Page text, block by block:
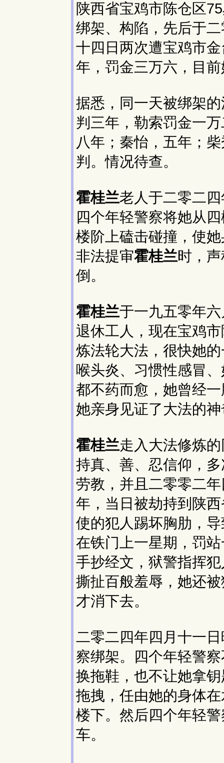
陕西省宝鸡市陈仓区
绑架、构陷，先后于
十四日两次遭宝鸡市
年，罚金三万六，目
据悉，同一天被绑架
判三年，勒索罚金一
八年；秦怡，五年；
判。情况待查。
霍桂兰老人于二零二
四个年轻警察将她从
楼阶上磕击碰撞，使
非法提审霍桂兰时，
倒。
霍桂兰于一九五零年
退休工人，现在宝鸡
炼法轮大法，很快她
喉头炎、习惯性感冒
都不药而愈，她曾经
她亲身见证了大法的
霍桂兰走入大法修炼
持真、善、忍信仰，
劳教，并且二零零二
年，当日被劫持到陕
使的犯人踢坏胸肋，
在铁门上一星期，罚
手抄经文，狱警指挥
撕扯百般羞辱，她还
才消下去。
二零二四年四月十一
察绑架。四个年轻警
换拖鞋，也不让她拿
拖拽，任由她的身体
楼下。然后四个年轻
车。